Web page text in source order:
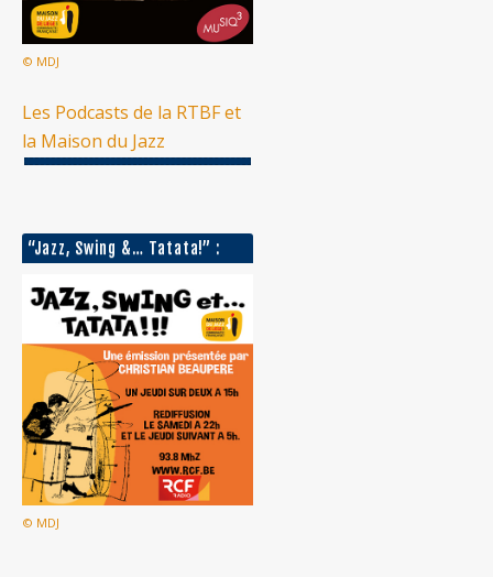
© MDJ
Les Podcasts de la RTBF et
la Maison du Jazz
“Jazz, Swing &… Tatata!” :
© MDJ